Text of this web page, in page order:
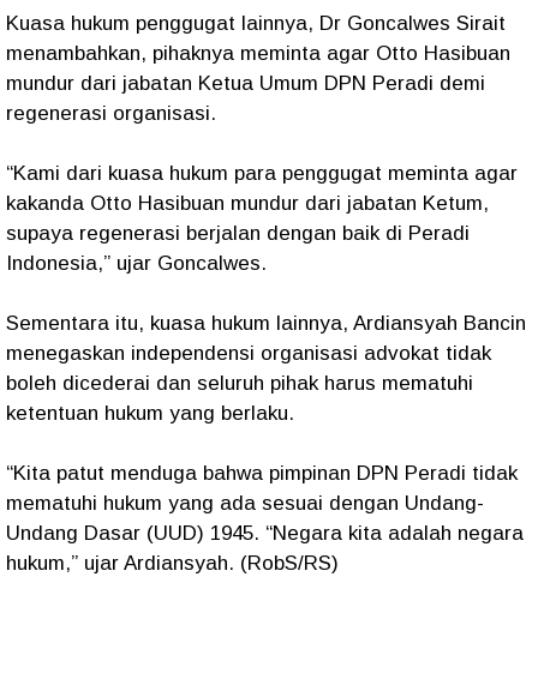
Kuasa hukum penggugat lainnya, Dr Goncalwes Sirait
menambahkan, pihaknya meminta agar Otto Hasibuan
mundur dari jabatan Ketua Umum DPN Peradi demi
regenerasi organisasi.
“Kami dari kuasa hukum para penggugat meminta agar
kakanda Otto Hasibuan mundur dari jabatan Ketum,
supaya regenerasi berjalan dengan baik di Peradi
Indonesia,” ujar Goncalwes.
Sementara itu, kuasa hukum lainnya, Ardiansyah Bancin
menegaskan independensi organisasi advokat tidak
boleh dicederai dan seluruh pihak harus mematuhi
ketentuan hukum yang berlaku.
“Kita patut menduga bahwa pimpinan DPN Peradi tidak
mematuhi hukum yang ada sesuai dengan Undang-
Undang Dasar (UUD) 1945. “Negara kita adalah negara
hukum,” ujar Ardiansyah. (RobS/RS)